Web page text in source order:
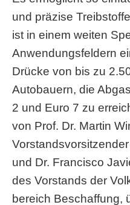
und präzise
ist in einem weiten
Anwendungsfeldern
Drücke von bis zu
Autobauern, die
2 und Euro 7 zu
von Prof. Dr. Martin
und Dr. Francisco
des Vorstands der
bereich Beschaffung,